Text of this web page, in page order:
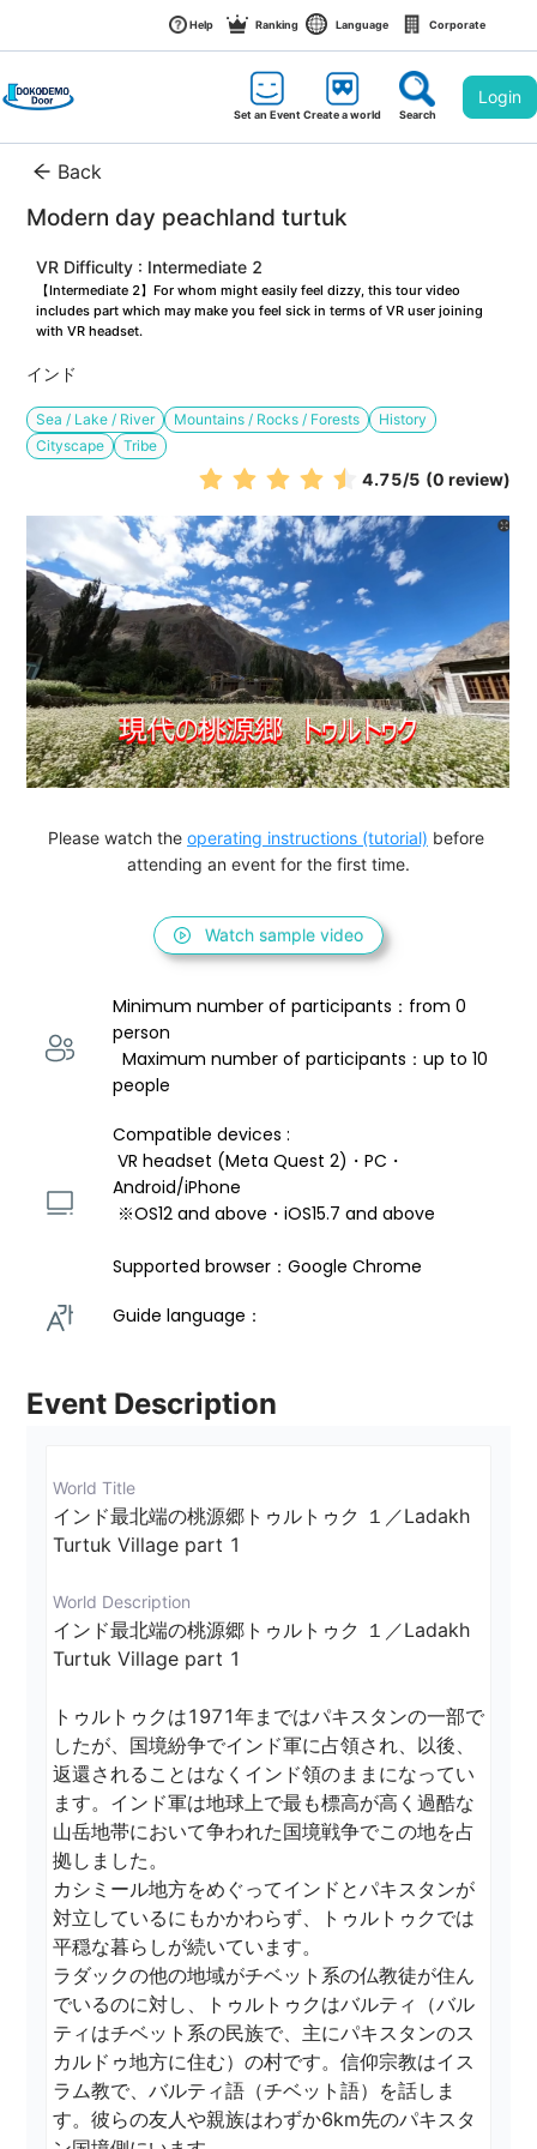
Help Ranking Language Corporate
Set an EventCreate a world Search
Login
Back
Modern day peachland turtuk
VR Difficulty : Intermediate 2
【Intermediate 2】For whom might easily feel dizzy, this tour video
includes part which may make you feel sick in terms of VR user joining
with VR headset.
インド
Sea / Lake / River Mountains / Rocks / Forests
History
Cityscape
Tribe
4.75/5 (0 review)
Please watch the operating instructions (tutorial) before
attending an event for the first time.
Watch sample video
Minimum number of participants：from 0
person
  Maximum number of participants：up to 10
people
Compatible devices :
VR headset (Meta Quest 2)・PC・
Android/iPhone
※OS12 and above・iOS15.7 and above
Supported browser：Google Chrome
Guide language：
Event Description
World Title
インド最北端の桃源郷トゥルトゥク １／Ladakh
Turtuk Village part 1
World Description
インド最北端の桃源郷トゥルトゥク １／Ladakh
Turtuk Village part 1
トゥルトゥクは1971年まではパキスタンの一部で
したが、国境紛争でインド軍に占領され、以後、
返還されることはなくインド領のままになってい
ます。インド軍は地球上で最も標高が高く過酷な
山岳地帯において争われた国境戦争でこの地を占
拠しました。
カシミール地方をめぐってインドとパキスタンが
対立しているにもかかわらず、トゥルトゥクでは
平穏な暮らしが続いています。
ラダックの他の地域がチベット系の仏教徒が住ん
でいるのに対し、トゥルトゥクはバルティ（バル
ティはチベット系の民族で、主にパキスタンのス
カルドゥ地方に住む）の村です。信仰宗教はイス
ラム教で、バルティ語（チベット語）を話しま
す。彼らの友人や親族はわずか6km先のパキスタ